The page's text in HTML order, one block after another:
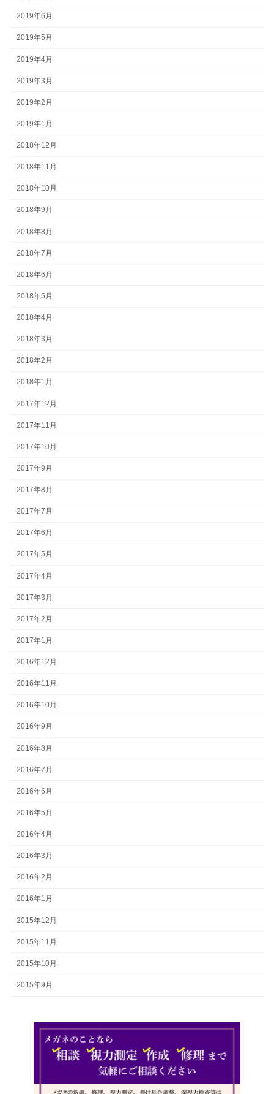
2019年6月
2019年5月
2019年4月
2019年3月
2019年2月
2019年1月
2018年12月
2018年11月
2018年10月
2018年9月
2018年8月
2018年7月
2018年6月
2018年5月
2018年4月
2018年3月
2018年2月
2018年1月
2017年12月
2017年11月
2017年10月
2017年9月
2017年8月
2017年7月
2017年6月
2017年5月
2017年4月
2017年3月
2017年2月
2017年1月
2016年12月
2016年11月
2016年10月
2016年9月
2016年8月
2016年7月
2016年6月
2016年5月
2016年4月
2016年3月
2016年2月
2016年1月
2015年12月
2015年11月
2015年10月
2015年9月